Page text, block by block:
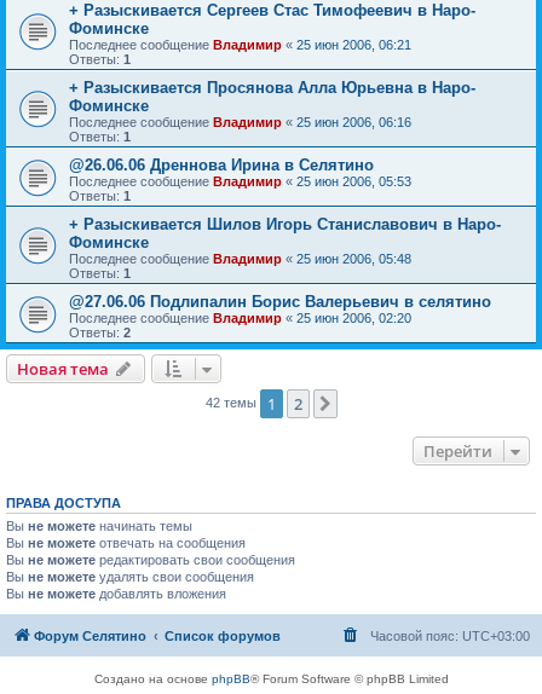
+ Разыскивается Сергеев Стас Тимофеевич в Наро-
Фоминске
Последнее сообщение Владимир « 25 июн 2006, 06:21
Ответы: 1
+ Разыскивается Просянова Алла Юрьевна в Наро-
Фоминске
Последнее сообщение Владимир « 25 июн 2006, 06:16
Ответы: 1
@26.06.06 Дреннова Ирина в Селятино
Последнее сообщение Владимир « 25 июн 2006, 05:53
Ответы: 1
+ Разыскивается Шилов Игорь Станиславович в Наро-
Фоминске
Последнее сообщение Владимир « 25 июн 2006, 05:48
Ответы: 1
@27.06.06 Подлипалин Борис Валерьевич в селятино
Последнее сообщение Владимир « 25 июн 2006, 02:20
Ответы: 2
Новая тема
42 темы 1 2
Перейти
ПРАВА ДОСТУПА
Вы не можете начинать темы
Вы не можете отвечать на сообщения
Вы не можете редактировать свои сообщения
Вы не можете удалять свои сообщения
Вы не можете добавлять вложения
Форум Селятино Список форумов Часовой пояс: UTC+03:00
Создано на основе phpBB® Forum Software © phpBB Limited